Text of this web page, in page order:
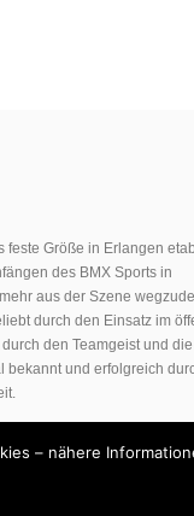
feste Größe in Erlangen
des BMX Sports in
aus der Szene
durch den Einsatz im
den Teamgeist und die
bekannt und erfolgreich
– nähere